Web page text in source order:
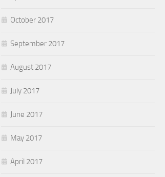
October 2017
September 2017
August 2017
July 2017
June 2017
May 2017
April 2017